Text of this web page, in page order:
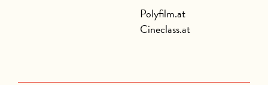
Polyfilm.at
Cineclass.at